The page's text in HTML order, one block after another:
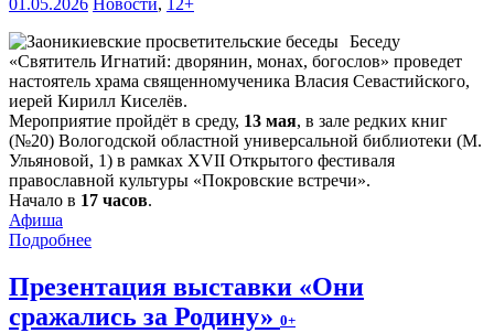
01.05.2026 Новости,
12+
Беседу
«Святитель Игнатий: дворянин, монах, богослов» проведет
настоятель храма священномученика Власия Севастийского,
иерей Кирилл Киселёв.
Мероприятие пройдёт в среду, 13 мая, в зале редких книг
(№20) Вологодской областной универсальной библиотеки (М.
Ульяновой, 1) в рамках XVII Открытого фестиваля
православной культуры «Покровские встречи».
Начало в 17 часов.
Афиша
Подробнее
Презентация выставки «Они
сражались за Родину» 0+